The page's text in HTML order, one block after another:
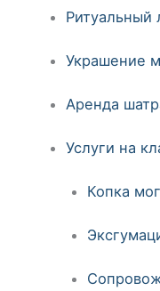
Ритуальный
Украшение
Аренда
Услуги на
Копка